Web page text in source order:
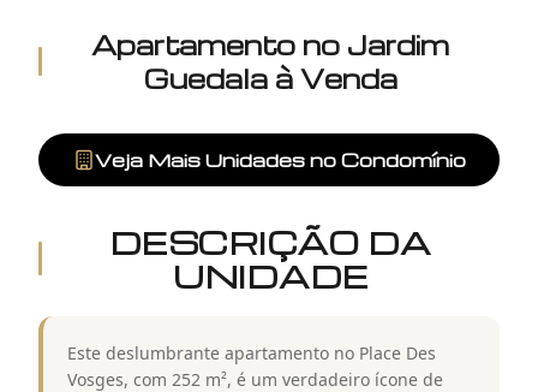
Apartamento no Jardim
Guedala à Venda
Veja Mais Unidades no Condomínio
DESCRIÇÃO DA
UNIDADE
Este deslumbrante apartamento no Place Des
Vosges, com 252 m², é um verdadeiro ícone de